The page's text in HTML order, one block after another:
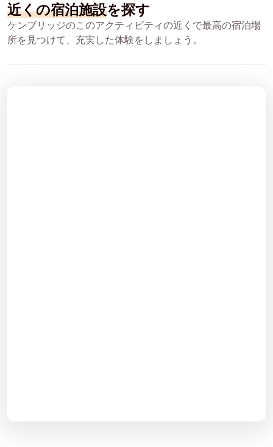
近くの宿泊施設を探す
ケンブリッジのこのアクティビティの近くで最高の宿泊場
所を見つけて、充実した体験をしましょう。